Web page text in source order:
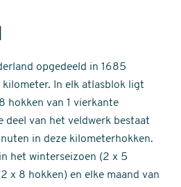
opgedeeld in 1685
In elk atlasblok ligt
hokken van 1 vierkante
deel van het veldwerk bestaat
in deze kilometerhokken.
het winterseizoen (2 x 5
x 8 hokken) en elke maand van